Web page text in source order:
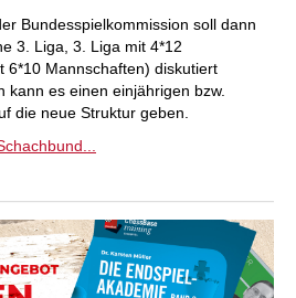
Bundesspielkommission soll dann
3. Liga, 3. Liga mit 4*12
6*10 Mannschaften) diskutiert
kann es einen einjährigen bzw.
die neue Struktur geben.